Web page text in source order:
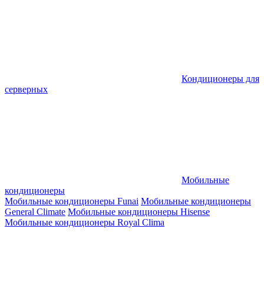
Кондиционеры для
серверных
Мобильные
кондиционеры
Мобильные кондиционеры Funai Мобильные кондиционеры
General Climate Мобильные кондиционеры Hisense
Мобильные кондиционеры Royal Clima